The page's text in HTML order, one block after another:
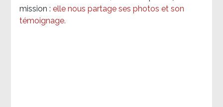
mission : elle nous partage ses photos et son
témoignage.